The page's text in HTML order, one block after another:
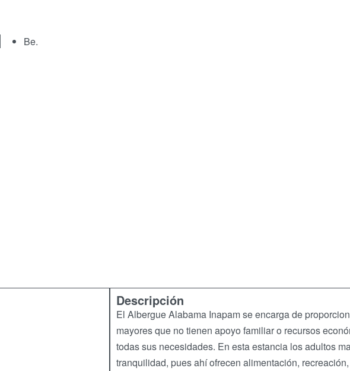
Be.
Descripción
El Albergue Alabama Inapam se encarga de
mayores que no tienen apoyo familiar o recursos
todas sus necesidades. En esta estancia los adultos
tranquilidad, pues ahí ofrecen alimentación,